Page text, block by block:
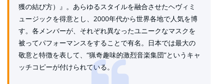
獲の結び方）』。あらゆるスタイルを融合させたヘヴィミ
ュージックを得意とし、2000年代から世界各地で人気を博
す。各メンバーが、それぞれ異なったユニークなマスクを
被ってパフォーマンスをすることで有名。日本では最大の
敬意と特徴を表して、“猟奇趣味的激烈音楽集団”というキャ
ッチコピーが付けられている。